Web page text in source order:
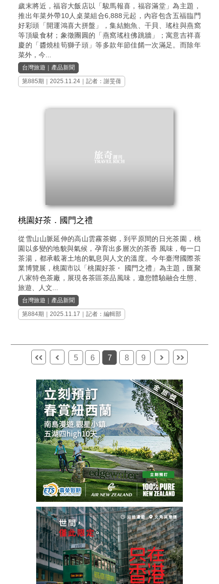
歲末將近，福容大飯店以「駿馬報喜，福容滿堂」為主題，
推出年菜外帶10人桌菜組合6,888元起，內容包含五福臨門
好彩頭「開運鴻喜大拼盤」，集結鮑魚、干貝、瑤柱與燕窩
等頂級食材；象徵團圓的「燕窩瑤柱佛跳牆」；寓意吉祥喜
慶的「醬燒桂筍獅子頭」等多款年節佳餚一次滿足。而除年
菜外，今...
台灣旅遊 ｜ 產品新聞
第885期 ｜2025.11.24｜記者：謝旻蒨
桃園好茶．國門之禮
從雪山山脈延伸的高山雲霧茶鄉，到平原間的日光茶園，桃
園以多變的地貌與氣候，孕育出多層次的茶香 風味，每一口
茶湯，都承載著土地的氣息與人文的溫度。今年臺灣國際茶
業博覽展，桃園市以「桃園好茶・ 國門之禮」為主題，匯聚
八家特色茶廠，展現各茶區茶品風味，邀您體驗融合生態、
旅遊、人文...
台灣旅遊 ｜ 產品新聞
第884期 ｜2025.11.17｜記者：編輯部
5 6 7 8 9